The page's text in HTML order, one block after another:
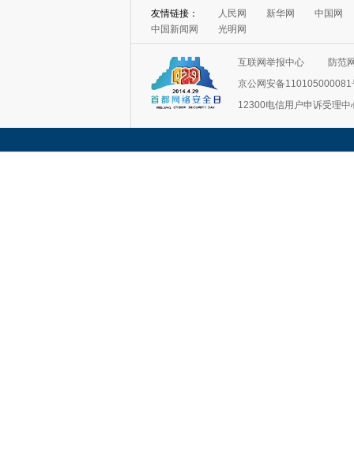
友情链接： 人民网 新华网
中国网
中国新闻网
光明网
互联网举报中心
防范
京公网安备110105000081
12300电信用户申诉受理中